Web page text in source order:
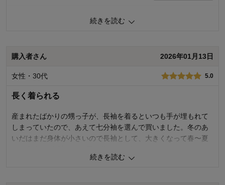
5.0
続きを読む
購入者さん 2026年01月13日
女性・30代 5.0
長く着られる
産まれたばかりの甥っ子が、長袖を着るといつも手が埋もれて
しまっていたので、あえて七分袖を選んで買いました。冬のあ
いだはまだ身体が小さいので長袖として、大きくなって春〜夏
続きを読む